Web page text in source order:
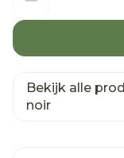
Bekijk alle
noir